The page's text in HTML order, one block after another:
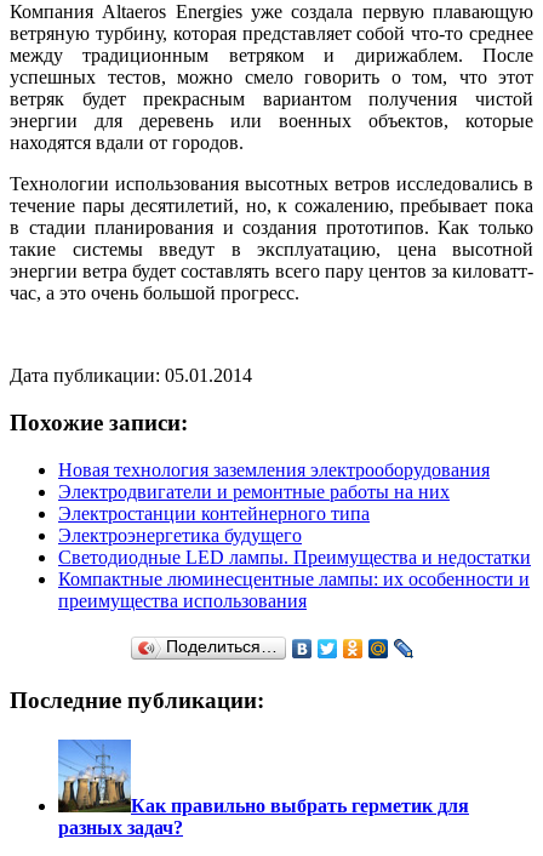
Компания Altaeros Energies уже создала первую плавающую
ветряную турбину, которая представляет собой что-то среднее
между традиционным ветряком и дирижаблем. После
успешных тестов, можно смело говорить о том, что этот
ветряк будет прекрасным вариантом получения чистой
энергии для деревень или военных объектов, которые
находятся вдали от городов.
Технологии использования высотных ветров исследовались в
течение пары десятилетий, но, к сожалению, пребывает пока
в стадии планирования и создания прототипов. Как только
такие системы введут в эксплуатацию, цена высотной
энергии ветра будет составлять всего пару центов за киловатт-
час, а это очень большой прогресс.
Дата публикации: 05.01.2014
Похожие записи:
Новая технология заземления электрооборудования
Электродвигатели и ремонтные работы на них
Электростанции контейнерного типа
Электроэнергетика будущего
Светодиодные LED лампы. Преимущества и недостатки
Компактные люминесцентные лампы: их особенности и
преимущества использования
Поделиться…
Последние публикации:
Как правильно выбрать герметик для
разных задач?